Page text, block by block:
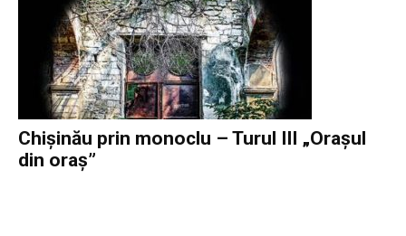
Chișinău prin monoclu – Turul III „Orașul
din oraș”